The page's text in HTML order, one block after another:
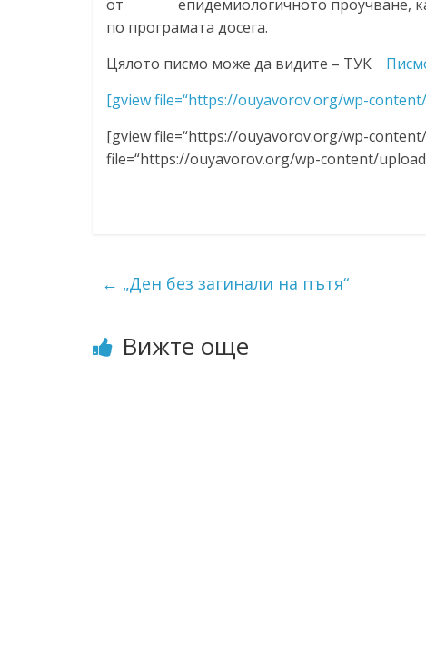
от епидемиологичното проучване,
по програмата досега.
Цялото писмо може да видите – ТУК
[gview file=“https://ouyavorov.org/wp-
[gview file=“https://ouyavorov.org/wp-
file=“https://ouyavorov.org/wp-content/
← „Ден без загинали на пътя“
Вижте още